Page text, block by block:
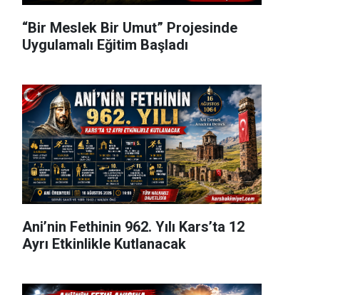
“Bir Meslek Bir Umut” Projesinde
Uygulamalı Eğitim Başladı
Ani’nin Fethinin 962. Yılı Kars’ta 12
Ayrı Etkinlikle Kutlanacak